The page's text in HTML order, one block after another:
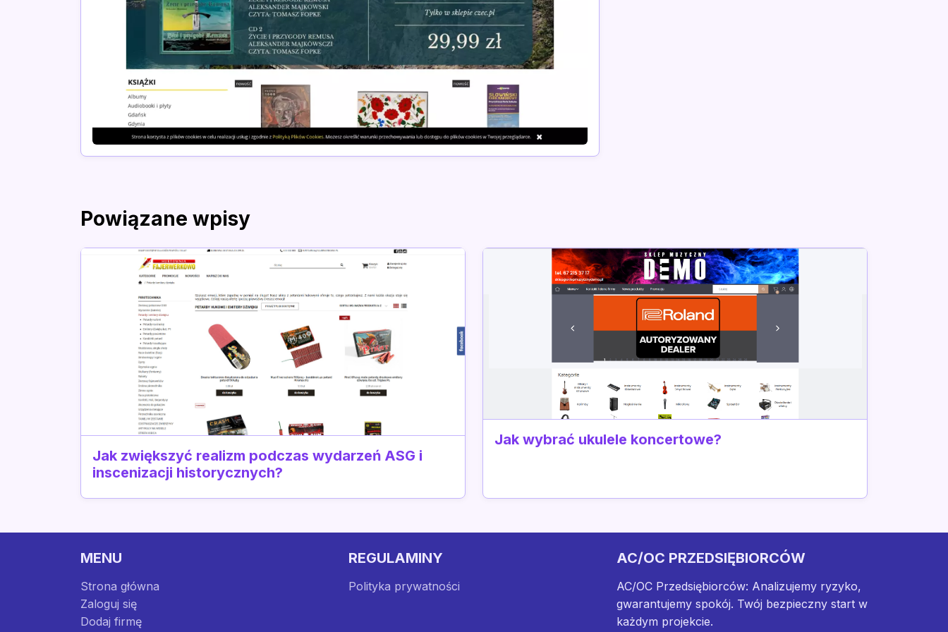
Powiązane wpisy
Jak zwiększyć realizm podczas wydarzeń ASG i
inscenizacji historycznych?
Jak wybrać ukulele koncertowe?
MENU
Strona główna
Zaloguj się
Dodaj firmę
REGULAMINY
Polityka prywatności
AC/OC PRZEDSIĘBIORCÓW
AC/OC Przedsiębiorców: Analizujemy ryzyko,
gwarantujemy spokój. Twój bezpieczny start w
każdym projekcie.